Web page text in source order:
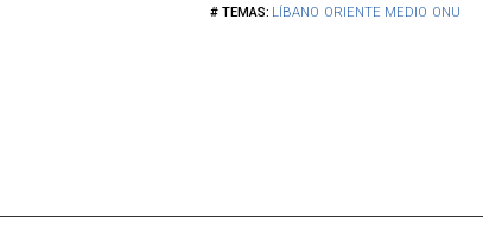
LÍBANO ORIENTE MEDIO ONU